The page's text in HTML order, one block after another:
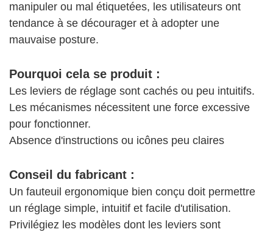
manipuler ou mal étiquetées, les utilisateurs ont
tendance à se décourager et à adopter une
mauvaise posture.
Pourquoi cela se produit :
Les leviers de réglage sont cachés ou peu intuitifs.
Les mécanismes nécessitent une force excessive
pour fonctionner.
Absence d'instructions ou icônes peu claires
Conseil du fabricant :
Un fauteuil ergonomique bien conçu doit permettre
un réglage simple, intuitif et facile d'utilisation.
Privilégiez les modèles dont les leviers sont